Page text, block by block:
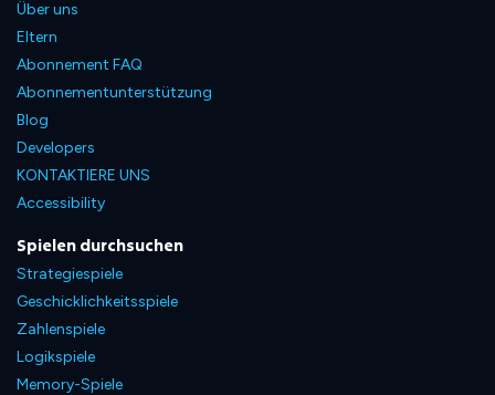
Über uns
Eltern
Abonnement FAQ
Abonnementunterstützung
Blog
Developers
KONTAKTIERE UNS
Accessibility
Spielen durchsuchen
Strategiespiele
Geschicklichkeitsspiele
Zahlenspiele
Logikspiele
Memory-Spiele